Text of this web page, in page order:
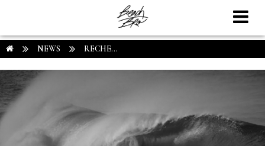
NEWS RECHE...